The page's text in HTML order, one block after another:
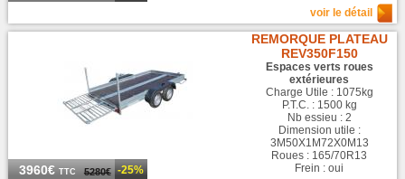
voir le détail
3960€TTC 5280€ -25%
REMORQUE PLATEAU
REV350F150
Espaces verts roues
extérieures
Charge Utile : 1075kg
P.T.C. : 1500 kg
Nb essieu : 2
Dimension utile :
3M50X1M72X0M13
Roues : 165/70R13
Frein : oui